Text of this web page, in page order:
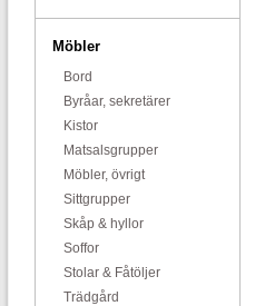
Möbler
Bord
Byråar, sekretärer
Kistor
Matsalsgrupper
Möbler, övrigt
Sittgrupper
Skåp & hyllor
Soffor
Stolar & Fåtöljer
Trädgård